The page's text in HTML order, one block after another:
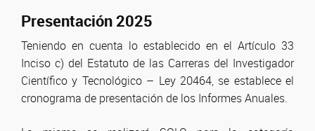
Presentación 2025
Teniendo en cuenta lo establecido en el Artículo 33
Inciso c) del Estatuto de las Carreras del Investigador
Científico y Tecnológico – Ley 20464, se establece el
cronograma de presentación de los Informes Anuales.